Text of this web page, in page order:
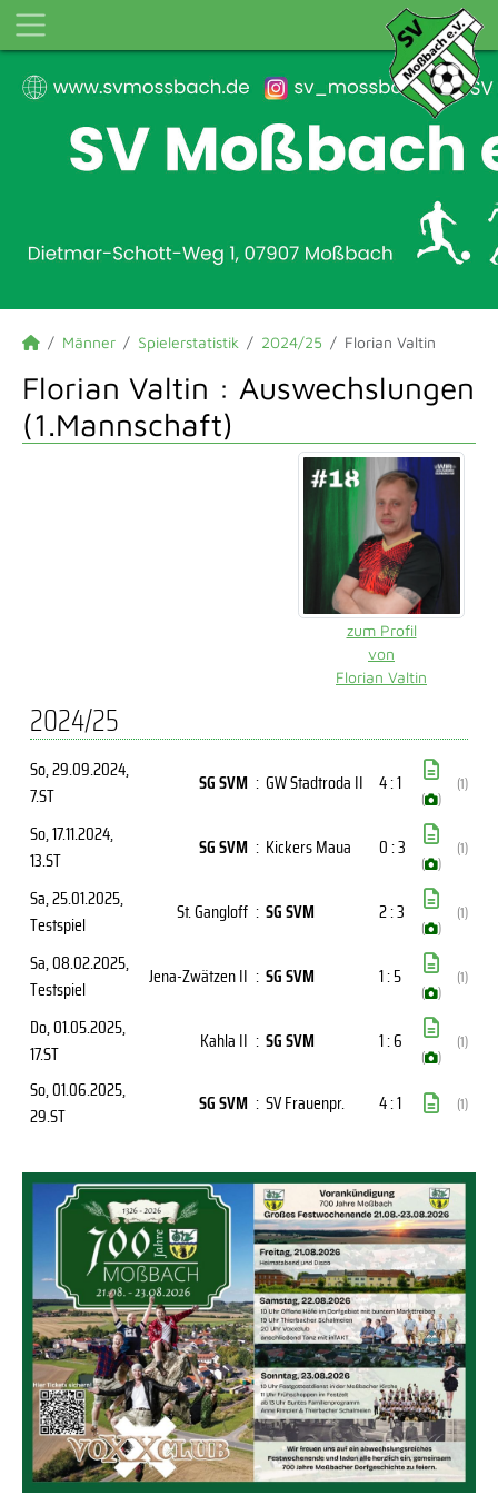
Männer Spielerstatistik 2024/25 Florian Valtin
Florian Valtin : Auswechslungen
(1.Mannschaft)
zum Profil
von
Florian Valtin
2024/25
So, 29.09.2024,
7.ST
SG SVM : GW Stadtroda II 4 : 1
( )
(1)
So, 17.11.2024,
13.ST
SG SVM : Kickers Maua 0 : 3
( )
(1)
Sa, 25.01.2025,
Testspiel
St. Gangloff : SG SVM 2 : 3
( )
(1)
Sa, 08.02.2025,
Testspiel
Jena-Zwätzen II : SG SVM 1 : 5
( )
(1)
Do, 01.05.2025,
17.ST
Kahla II : SG SVM 1 : 6
( )
(1)
So, 01.06.2025,
29.ST
SG SVM : SV Frauenpr. 4 : 1 (1)